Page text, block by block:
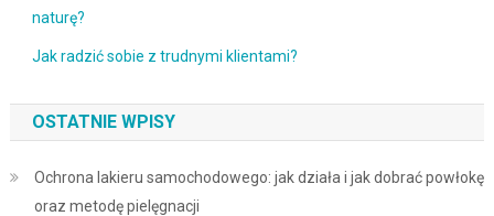
naturę?
Jak radzić sobie z trudnymi klientami?
OSTATNIE WPISY
Ochrona lakieru samochodowego: jak działa i jak dobrać powłokę
oraz metodę pielęgnacji